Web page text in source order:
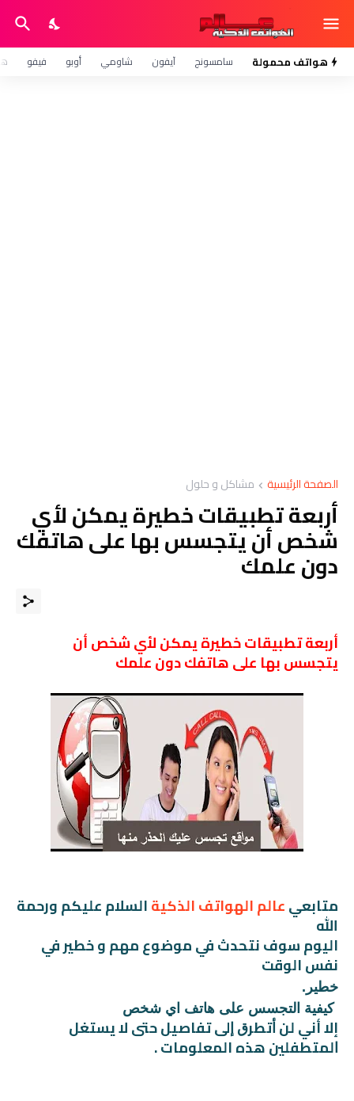
هواتف محمولة سامسونج آيفون شاومي أوبو فيفو
الصفحة الرئيسية مشاكل و حلول
أربعة تطبيقات خطيرة يمكن لأي
شخص أن يتجسس بها على هاتفك
دون علمك
أربعة تطبيقات خطيرة يمكن لأي شخص أن
يتجسس بها على هاتفك دون علمك
متابعيعالم الهواتف الذكيةالسلام عليكم ورحمة
الله
اليوم سوف نتحدث في موضوع مهم و خطير في
نفس الوقت
خطير.
كيفية التجسس على هاتف اي شخص
إلا أني ﻟﻦ ﺃﺗﻄﺮﻕ ﺇﻟﻰ ﺗﻔﺎﺻﻴﻞ حتى لا يستغل
ﺍﻟﻤﺘﻄﻔﻠﻴﻦ هذه المعلومات .